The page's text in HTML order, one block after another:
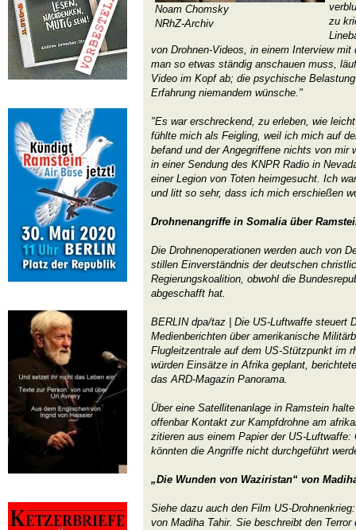
Noam Chomsky
NRhZ-Archiv
zu
von Drohnen-Videos, in einem Interview mit
man so etwas ständig anschauen muss,
Video im Kopf ab; die psychische
Erfahrung niemandem wünsche."
"Es war erschreckend, zu erleben, wie
fühlte mich als Feigling, weil ich mich auf
befand und der Angegriffene nichts von mir
in einer Sendung des KNPR Radio in
einer Legion von Toten heimgesucht. Ich
und litt so sehr, dass ich mich erschießen
Drohnenangriffe in Somalia über
Die Drohnenoperationen werden auch von
stillen Einverständnis der deutschen
Regierungskoalition, obwohl die
abgeschafft hat.
BERLIN dpa/taz | Die US-Luftwaffe steuert
Medienberichten über amerikanische
Flugleitzentrale auf dem US-Stützpunkt im
würden Einsätze in Afrika geplant,
das ARD-Magazin Panorama.
Über eine Satellitenanlage in Ramstein
offenbar Kontakt zur Kampfdrohne am
zitieren aus einem Papier der US-Luftwaffe:
könnten die Angriffe nicht durchgeführt
„Die Wunden von Waziristan“ von
Siehe dazu auch den Film US-
von Madiha Tahir. Sie beschreibt den